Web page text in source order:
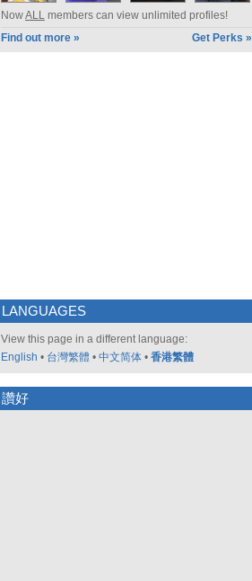
NowALL members can view unlimited profiles!
Find out more »
Get Perks »
LANGUAGES
View this page in a different language:
English • 台灣繁體 • 中文简体 • 香港繁體
讚好